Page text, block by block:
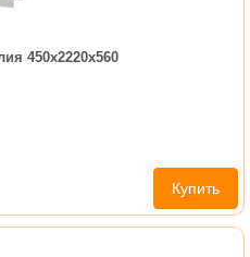
450х2220х560
Купить